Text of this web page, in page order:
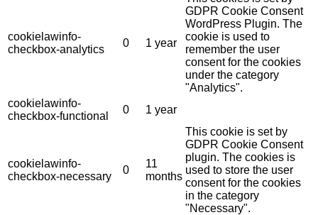
cookielawinfo-
checkbox-analytics
0 1 year
GDPR Cookie Consent
WordPress Plugin. The
cookie is used to
remember the user
consent for the cookies
under the category
"Analytics".
cookielawinfo-
checkbox-functional
0 1 year
cookielawinfo-
checkbox-necessary
0
11
months
This cookie is set by
GDPR Cookie Consent
plugin. The cookies is
used to store the user
consent for the cookies
in the category
"Necessary".